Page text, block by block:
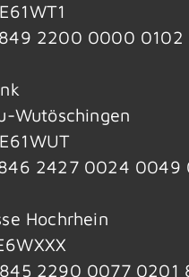
2200 0000 0102
Wutöschingen
2427 0024 0049
Hochrhein
2290 0077 0201